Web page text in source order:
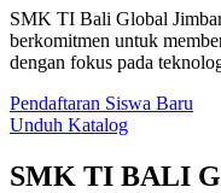
SMK TI Bali Global
berkomitmen untuk
dengan fokus pada
Pendaftaran Siswa Baru
Unduh Katalog
SMK TI BALI